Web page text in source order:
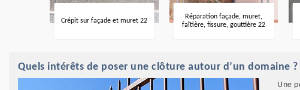
Crépit sur façade et muret 22
Réparation façade, muret,
faîtière, fissure, gouttière 22
Quels intérêts de poser une clôture autour d’un domaine ?
Une